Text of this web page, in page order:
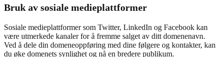
Bruk av sosiale medieplattformer
Sosiale medieplattformer som Twitter, LinkedIn og Facebook kan
være utmerkede kanaler for å fremme salget av ditt domenenavn.
Ved å dele din domeneoppføring med dine følgere og kontakter, kan
du øke domenets synlighet og nå en bredere publikum.